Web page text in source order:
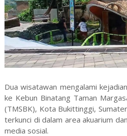
Dua wisatawan mengalami
ke Kebun Binatang Taman
(TMSBK), Kota Bukittinggi,
terkunci di dalam area akuarium
media sosial.